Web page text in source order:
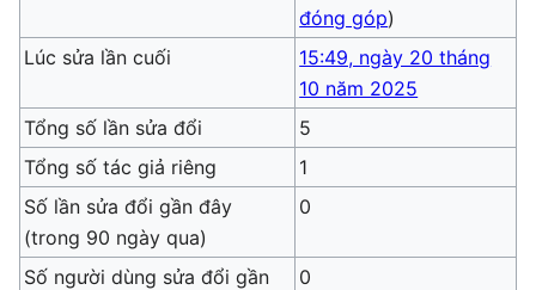
đóng góp)
Lúc sửa lần cuối
15:49, ngày 20 tháng
10 năm 2025
Tổng số lần sửa đổi
5
Tổng số tác giả riêng
1
Số lần sửa đổi gần đây
(trong 90 ngày qua)
0
Số người dùng sửa đổi gần
0